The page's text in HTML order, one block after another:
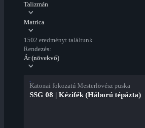
Talizmán
Matrica
1502 eredményt találtunk
Rendezés:
Ár (növekvő)
Katonai fokozatú Mesterlövész puska
SSG 08 | Kézifék (Háború tépázta)